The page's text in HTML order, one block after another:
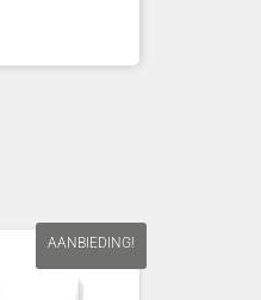
AANBIEDING!